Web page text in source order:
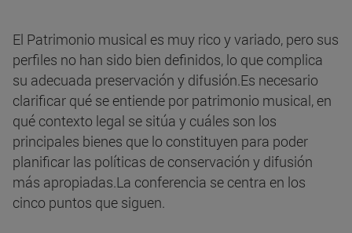
El Patrimonio musical es muy rico y variado, pero sus
perfiles no han sido bien definidos, lo que complica
su adecuada preservación y difusión.Es necesario
clarificar qué se entiende por patrimonio musical, en
qué contexto legal se sitúa y cuáles son los
principales bienes que lo constituyen para poder
planificar las políticas de conservación y difusión
más apropiadas.La conferencia se centra en los
cinco puntos que siguen.